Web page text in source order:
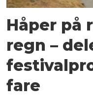
Håper på
regn –
fare